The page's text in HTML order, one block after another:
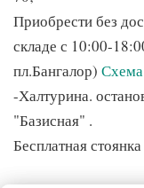
Приобрести без
складе с 10:00-
пл.Бангалор)
-Халтурина.
"Базисная" .
Бесплатная